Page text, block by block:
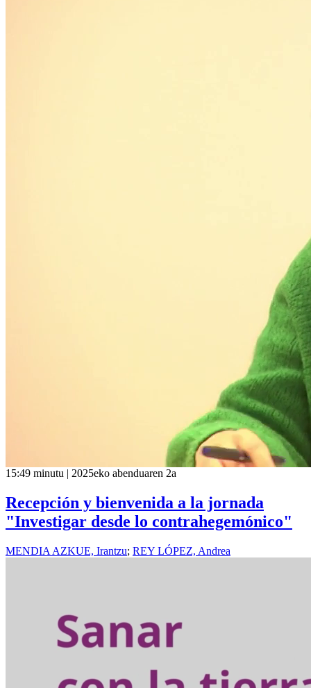
15:49 minutu | 2025eko abenduaren 2a
Recepción y bienvenida a la jornada
"Investigar desde lo contrahegemónico"
MENDIA AZKUE, Irantzu; REY LÓPEZ, Andrea